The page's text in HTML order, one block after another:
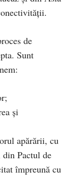
de
Sunt
și
apărării, cu
din Pactul de
împreună cu